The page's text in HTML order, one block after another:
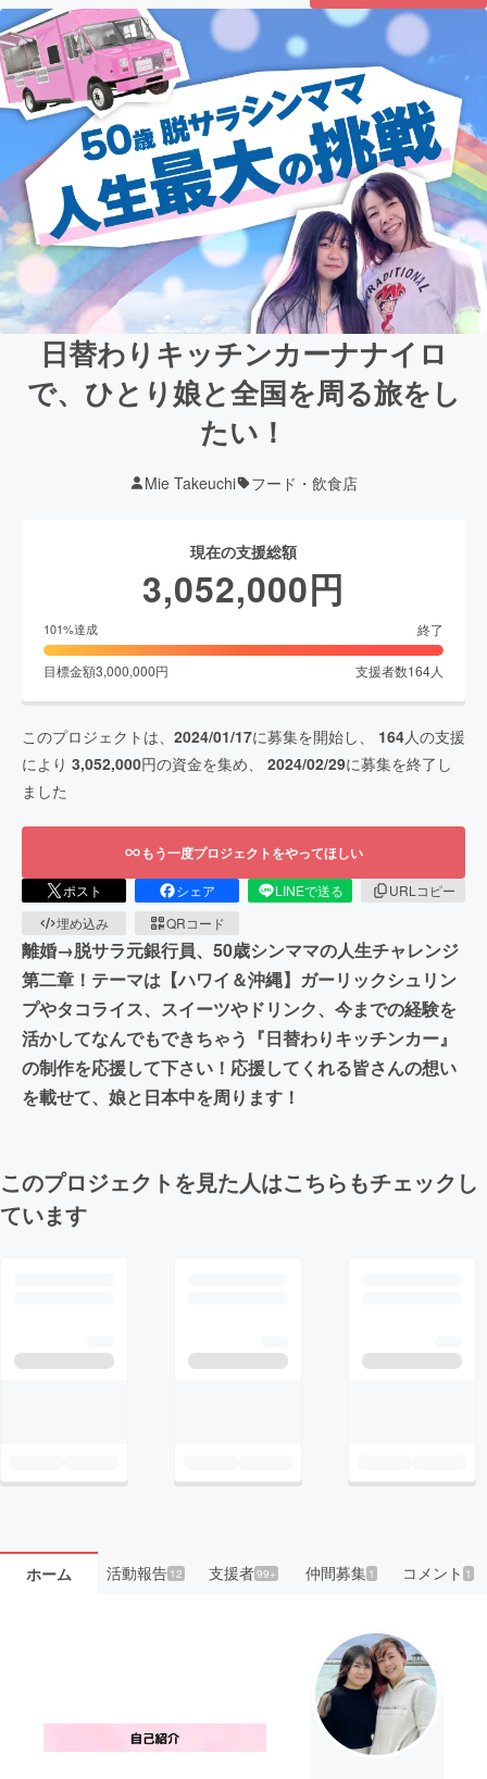
日替わりキッチンカーナナイロ
で、ひとり娘と全国を周る旅をし
たい！
Mie Takeuchi フード・飲食店
現在の支援総額
3,052,000円
101%達成 終了
目標金額3,000,000円 支援者数164人
このプロジェクトは、 2024/01/17に募集を開始し、 164人の支援
により 3,052,000円の資金を集め、 2024/02/29に募集を終了し
ました
もう一度プロジェクトをやってほしい
ポスト シェア LINEで送る
URLコピー
埋め込み
QRコード
離婚→脱サラ元銀行員、50歳シンママの人生チャレンジ
第二章！テーマは【ハワイ＆沖縄】ガーリックシュリン
プやタコライス、スイーツやドリンク、今までの経験を
活かしてなんでもできちゃう『日替わりキッチンカー』
の制作を応援して下さい！応援してくれる皆さんの想い
を載せて、娘と日本中を周ります！
このプロジェクトを見た人はこちらもチェックし
ています
ホーム 活動報告12 支援者99+ 仲間募集 1 コメント 1